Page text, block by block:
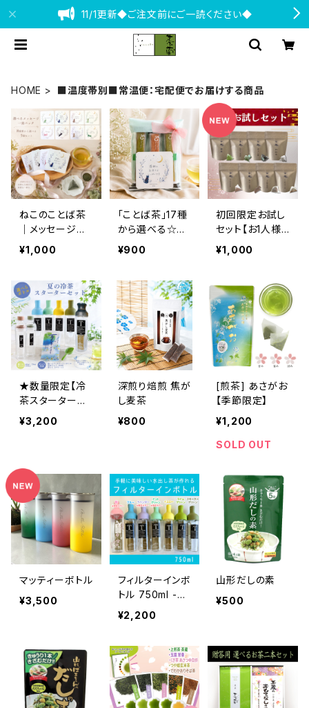
11/1更新◆ご注文前にご一読ください◆
HOME ■温度帯別■常温便：宅配便でお届けする商品
ねこのことば茶
｜メッセージテ
ィーバッグ（同柄
5個セット・全8
¥1,000
「ことば茶」17種
から選べる☆和
フィナンシェぷち
で】
¥900
初回限定お試し
セット【お1人様１
回限り】
¥1,000
★数量限定【冷
茶スターターセ
ット】夏茶だより
とフィルターイン
¥3,200
深煎り焙煎 焦が
し麦茶
¥800
[煎茶] あさがお
【季節限定】
¥1,200
SOLD OUT
マッティーボトル
¥3,500
フィルターインボ
トル 750ml -水
出し茶用ボトル-
¥2,200
山形だしの素
¥500